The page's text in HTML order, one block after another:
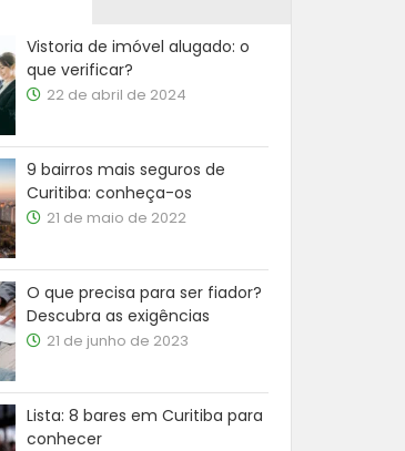
Vistoria de imóvel alugado: o
que verificar?
22 de abril de 2024
9 bairros mais seguros de
Curitiba: conheça-os
21 de maio de 2022
O que precisa para ser fiador?
Descubra as exigências
21 de junho de 2023
Lista: 8 bares em Curitiba para
conhecer